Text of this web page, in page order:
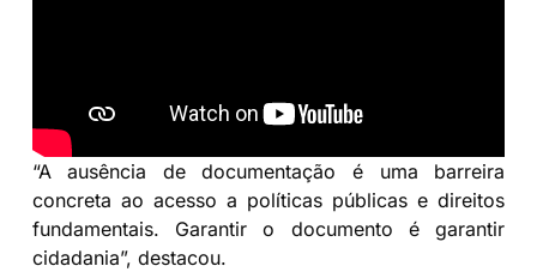
“A ausência de documentação é uma barreira
concreta ao acesso a políticas públicas e direitos
fundamentais. Garantir o documento é garantir
cidadania”, destacou.